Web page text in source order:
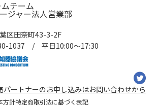
チーム
ジャー法人営業部
区田奈町43-3-2F
1037 / 平日10:00〜17:30
パートナーのお申し込みはお問い合わせから
方針特定商取引法に基づく表記